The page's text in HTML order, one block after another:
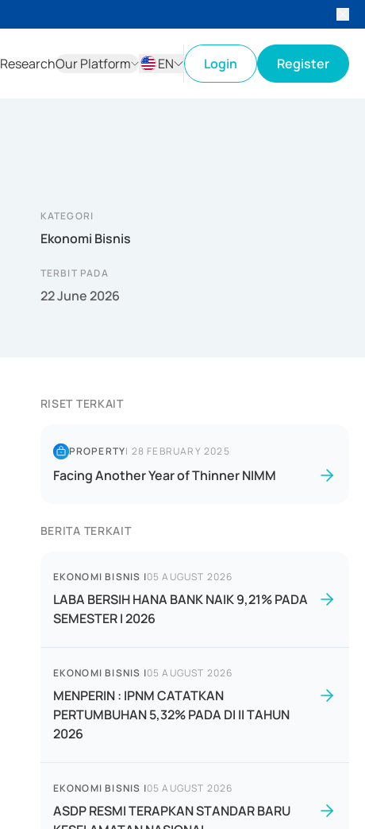
ResearchOur Platform
EN
Login Register
KATEGORI
Ekonomi Bisnis
TERBIT PADA
22 June 2026
RISET TERKAIT
PROPERTY| 28 FEBRUARY 2025
Facing Another Year of Thinner NIMM
BERITA TERKAIT
EKONOMI BISNIS |05 AUGUST 2026
LABA BERSIH HANA BANK NAIK 9,21% PADA
SEMESTER I 2026
EKONOMI BISNIS |05 AUGUST 2026
MENPERIN : IPNM CATATKAN
PERTUMBUHAN 5,32% PADA DI II TAHUN
2026
EKONOMI BISNIS |05 AUGUST 2026
ASDP RESMI TERAPKAN STANDAR BARU